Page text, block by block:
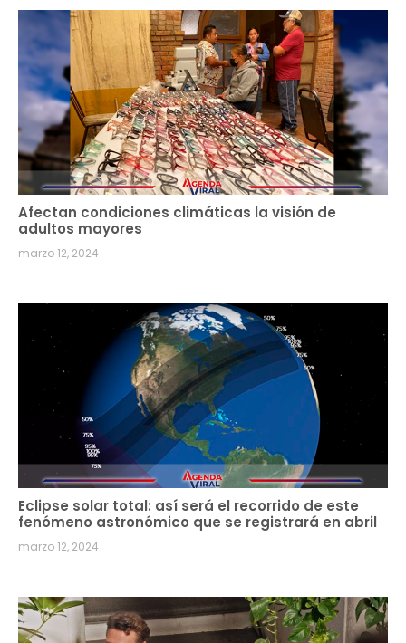
Afectan condiciones climáticas la visión de
adultos mayores
marzo 12, 2024
Eclipse solar total: así será el recorrido de este
fenómeno astronómico que se registrará en abril
marzo 12, 2024